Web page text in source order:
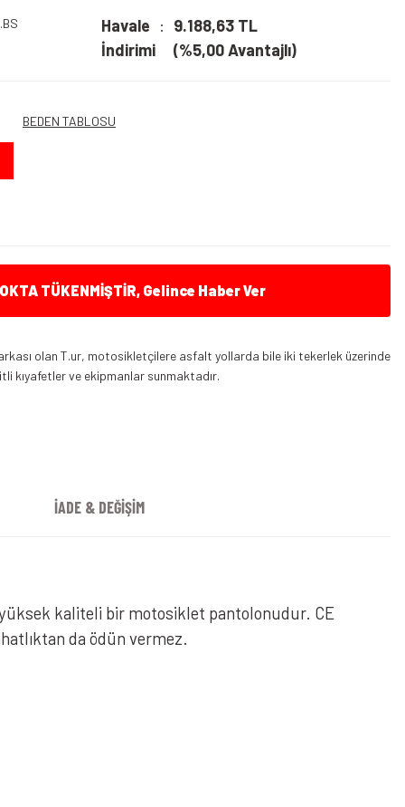
Havale
İndirimi
9.188,63 TL
(%5,00 Avantajlı)
BEDEN TABLOSU
TÜKENMİŞTİR, Gelince Haber Ver
olan T.ur, motosikletçilere asfalt yollarda bile iki tekerlek üzerinde
kıyafetler ve ekipmanlar sunmaktadır.
İADE & DEĞİŞİM
kaliteli bir motosiklet pantolonudur. CE
da ödün vermez.